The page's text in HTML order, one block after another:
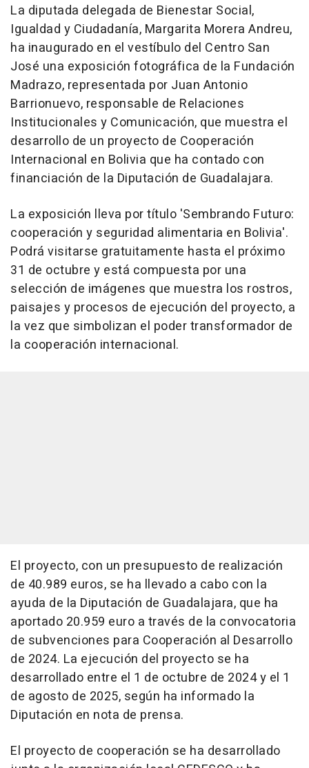
La diputada delegada de Bienestar Social,
Igualdad y Ciudadanía, Margarita Morera Andreu,
ha inaugurado en el vestíbulo del Centro San
José una exposición fotográfica de la Fundación
Madrazo, representada por Juan Antonio
Barrionuevo, responsable de Relaciones
Institucionales y Comunicación, que muestra el
desarrollo de un proyecto de Cooperación
Internacional en Bolivia que ha contado con
financiación de la Diputación de Guadalajara.
La exposición lleva por título 'Sembrando Futuro:
cooperación y seguridad alimentaria en Bolivia'.
Podrá visitarse gratuitamente hasta el próximo
31 de octubre y está compuesta por una
selección de imágenes que muestra los rostros,
paisajes y procesos de ejecución del proyecto, a
la vez que simbolizan el poder transformador de
la cooperación internacional.
El proyecto, con un presupuesto de realización
de 40.989 euros, se ha llevado a cabo con la
ayuda de la Diputación de Guadalajara, que ha
aportado 20.959 euro a través de la convocatoria
de subvenciones para Cooperación al Desarrollo
de 2024. La ejecución del proyecto se ha
desarrollado entre el 1 de octubre de 2024 y el 1
de agosto de 2025, según ha informado la
Diputación en nota de prensa.
El proyecto de cooperación se ha desarrollado